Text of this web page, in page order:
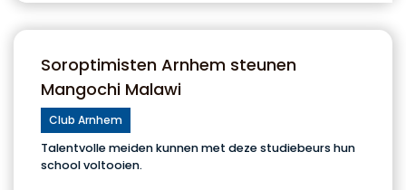
Soroptimisten Arnhem steunen
Mangochi Malawi
Club Arnhem
Talentvolle meiden kunnen met deze studiebeurs hun
school voltooien.